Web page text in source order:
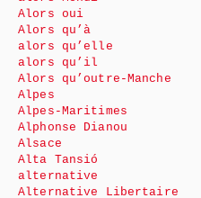
Alors oui
Alors qu’à
alors qu’elle
alors qu’il
Alors qu’outre-Manche
Alpes
Alpes-Maritimes
Alphonse Dianou
Alsace
Alta Tansió
alternative
Alternative Libertaire